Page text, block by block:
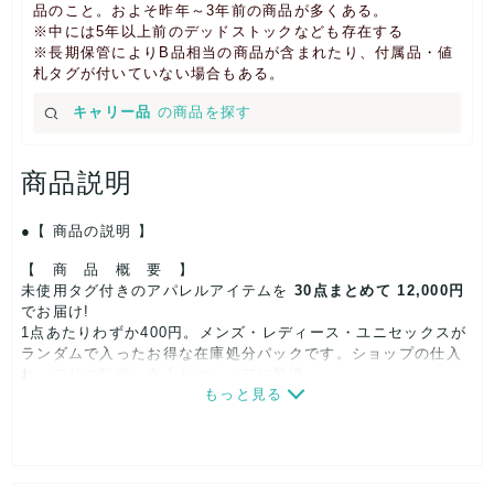
品のこと。およそ昨年～3年前の商品が多くある。
※中には5年以上前のデッドストックなども存在する
※長期保管によりB品相当の商品が含まれたり、付属品・値
札タグが付いていない場合もある。
キャリー品 の商品を探す
商品説明
【 商品の説明 】
【 商 品 概 要 】
未使用タグ付きのアパレルアイテムを30点まとめて 12,000円
でお届け!
1点あたりわずか400円。メンズ・レディース・ユニセックスが
ランダムで入ったお得な在庫処分パックです。ショップの仕入
もっと見る